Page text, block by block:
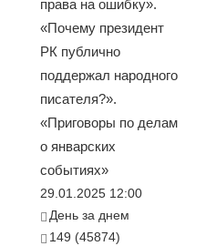
права на ошибку».
«Почему президент
РК публично
поддержал народного
писателя?».
«Приговоры по делам
о январских
событиях»
29.01.2025 12:00
День за днем
149 (45874)